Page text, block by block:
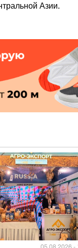
Азии.